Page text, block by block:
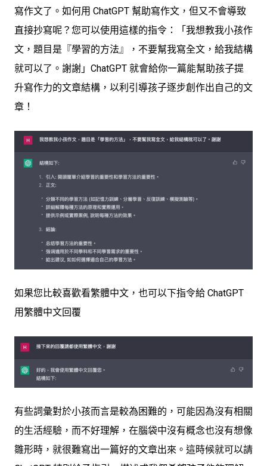
寫作文了。如何用 ChatGPT 幫助寫作文，但又不會導致
直接抄寫呢？您可以使用這樣的指令：「我想教我小孩作
文，題目是『學習的方法』，不要幫我寫全文，給我結構
就可以了。謝謝」ChatGPT 就會給你一篇能幫助孩子提
升寫作力的文章結構，以利引導孩子逐步創作出自己的文
章！
如果您比較喜歡看繁體中文，也可以下指令給 ChatGPT
用繁體中文回覆
有些詞彙對於小孩而言是較為困難的，可能因為沒有相關
的生活經驗，而不好理解，在腦袋中沒有概念也沒有想像
雛形時，就很難寫出一篇好的文章出來。這時候就可以請